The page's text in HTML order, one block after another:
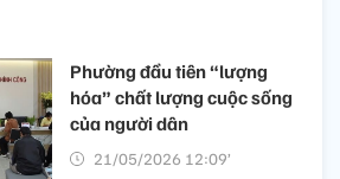
Phường đầu tiên “lượng
hóa” chất lượng cuộc sống
của người dân
21/05/2026 12:09’